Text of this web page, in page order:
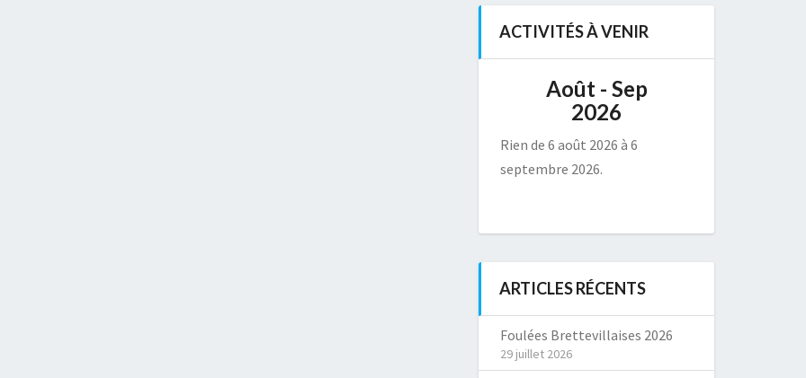
ACTIVITÉS À VENIR
Août - Sep
2026
Rien de 6 août 2026 à 6
septembre 2026.
ARTICLES RÉCENTS
Foulées Brettevillaises 2026
29 juillet 2026